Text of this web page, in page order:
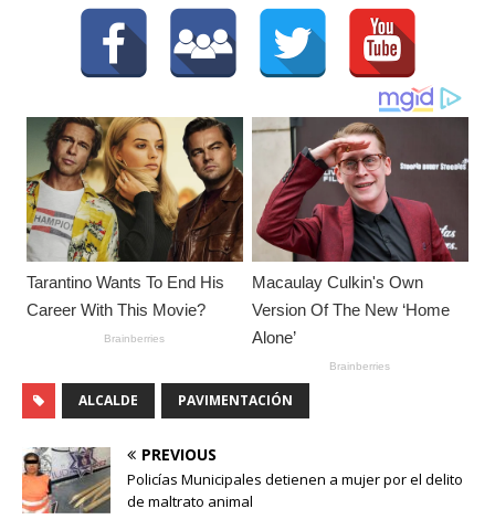
ALCALDE PAVIMENTACIÓN
PREVIOUS
Policías Municipales detienen a mujer por el delito
de maltrato animal